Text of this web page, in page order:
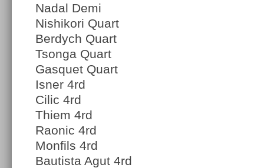
Nadal Demi
Nishikori Quart
Berdych Quart
Tsonga Quart
Gasquet Quart
Isner 4rd
Cilic 4rd
Thiem 4rd
Raonic 4rd
Monfils 4rd
Bautista Agut 4rd